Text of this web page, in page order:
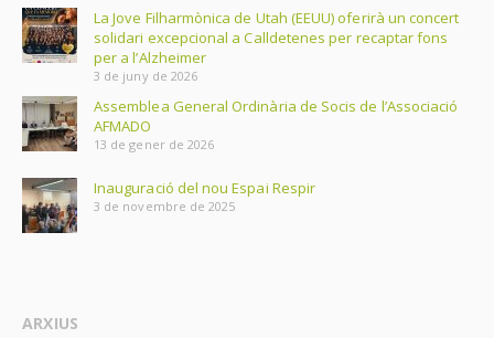
La Jove Filharmònica de Utah (EEUU) oferirà un concert
solidari excepcional a Calldetenes per recaptar fons
per a l’Alzheimer
3 de juny de 2026
Assemblea General Ordinària de Socis de l’Associació
AFMADO
13 de gener de 2026
Inauguració del nou Espai Respir
3 de novembre de 2025
ARXIUS